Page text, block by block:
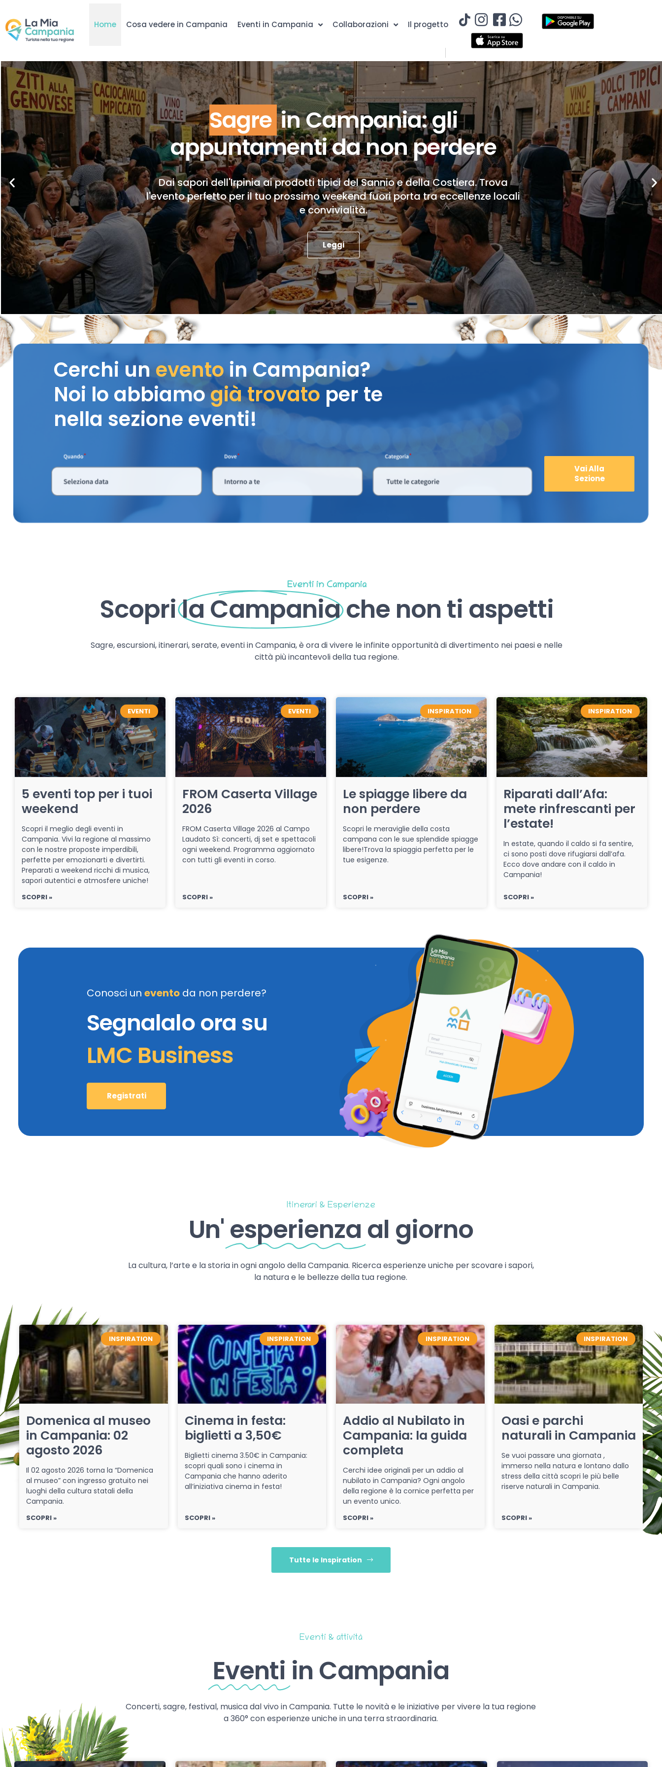
Home Cosa vedere in Campania Eventi in Campania Collaborazioni Il progetto
Sagre in Campania: gli
appuntamenti da non perdere
Dai sapori dell'Irpinia ai prodotti tipici del Sannio e della Costiera. Trova
l'evento perfetto per il tuo prossimo weekend fuori porta tra eccellenze locali
e convivialità.
Leggi
Cerchi uneventoin Campania?
Noi lo abbiamogià trovato per te
nella sezione eventi!
Vai Alla
Sezione
Eventi in Campania
Scoprila Campaniache non ti aspetti
Sagre, escursioni, itinerari, serate, eventi in Campania, è ora di vivere le infinite opportunità di divertimento nei paesi e nelle
città più incantevoli della tua regione.
EVENTI
5 eventi top per i tuoi
weekend
Scopri il meglio degli eventi in
Campania. Vivi la regione al massimo
con le nostre proposte imperdibili,
perfette per emozionarti e divertirti.
Preparati a weekend ricchi di musica,
sapori autentici e atmosfere uniche!
SCOPRI »
EVENTI
FROM Caserta Village
2026
FROM Caserta Village 2026 al Campo
Laudato Sì: concerti, dj set e spettacoli
ogni weekend. Programma aggiornato
con tutti gli eventi in corso.
SCOPRI »
INSPIRATION
Le spiagge libere da
non perdere
Scopri le meraviglie della costa
campana con le sue splendide spiagge
libere!Trova la spiaggia perfetta per le
tue esigenze.
SCOPRI »
INSPIRATION
Riparati dall’Afa:
mete rinfrescanti per
l’estate!
In estate, quando il caldo si fa sentire,
ci sono posti dove rifugiarsi dall’afa.
Ecco dove andare con il caldo in
Campania!
SCOPRI »
Conosci un evento da non perdere?
Segnalalo ora su
LMC Business
Registrati
Itinerari & Esperienze
Un' esperienza al giorno
La cultura, l’arte e la storia in ogni angolo della Campania. Ricerca esperienze uniche per scovare i sapori,
la natura e le bellezze della tua regione.
INSPIRATION
Domenica al museo
in Campania: 02
agosto 2026
Il 02 agosto 2026 torna la “Domenica
al museo” con ingresso gratuito nei
luoghi della cultura statali della
Campania.
SCOPRI »
INSPIRATION
Cinema in festa:
biglietti a 3,50€
Biglietti cinema 3.50€ in Campania:
scopri quali sono i cinema in
Campania che hanno aderito
all’iniziativa cinema in festa!
SCOPRI »
INSPIRATION
Addio al Nubilato in
Campania: la guida
completa
Cerchi idee originali per un addio al
nubilato in Campania? Ogni angolo
della regione è la cornice perfetta per
un evento unico.
SCOPRI »
INSPIRATION
Oasi e parchi
naturali in Campania
Se vuoi passare una giornata ,
immerso nella natura e lontano dallo
stress della città scopri le più belle
riserve naturali in Campania.
SCOPRI »
Tutte le Inspiration
Eventi & attività
Eventi in Campania
Concerti, sagre, festival, musica dal vivo in Campania. Tutte le novità e le iniziative per vivere la tua regione
a 360° con esperienze uniche in una terra straordinaria.